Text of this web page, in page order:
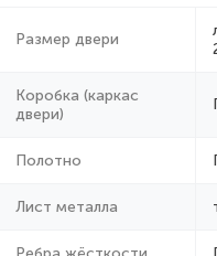
Размер двери
Коробка (каркас
двери)
Полотно
Лист металла